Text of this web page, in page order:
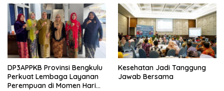
DP3APPKB Provinsi Bengkulu
Perkuat Lembaga Layanan
Perempuan di Momen Hari
Kesehatan Jadi Tanggung
Jawab Bersama